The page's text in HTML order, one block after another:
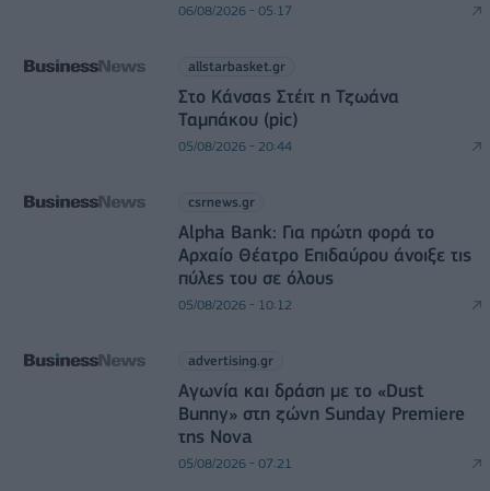
06/08/2026 - 05:17
allstarbasket.gr
Στο Κάνσας Στέιτ η Τζωάνα
Ταμπάκου (pic)
05/08/2026 - 20:44
csrnews.gr
Alpha Bank: Για πρώτη φορά το
Αρχαίο Θέατρο Επιδαύρου άνοιξε τις
πύλες του σε όλους
05/08/2026 - 10:12
advertising.gr
Αγωνία και δράση με το «Dust
Bunny» στη ζώνη Sunday Premiere
της Nova
05/08/2026 - 07:21